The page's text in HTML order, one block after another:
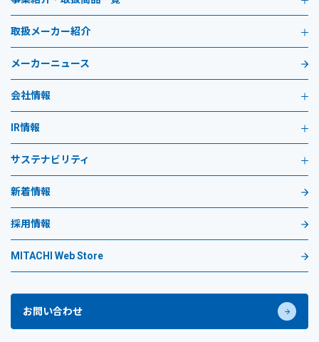
取扱メーカー紹介
メーカーニュース
会社情報
IR情報
サステナビリティ
新着情報
採用情報
MITACHI Web Store
お問い合わせ